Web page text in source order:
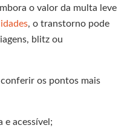
o valor da multa leve
, o transtorno pode
blitz ou
os pontos mais
e acessível;